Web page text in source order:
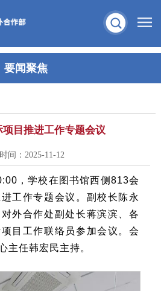
要闻聚焦
目推进工作专题会议
间：2025-11-12
，学校在图书馆西侧813会
工作专题会议。副校长陈永
外合作处副处长蒋滨滨、各
目工作联络员参加会议。会
主任韩宏民主持。